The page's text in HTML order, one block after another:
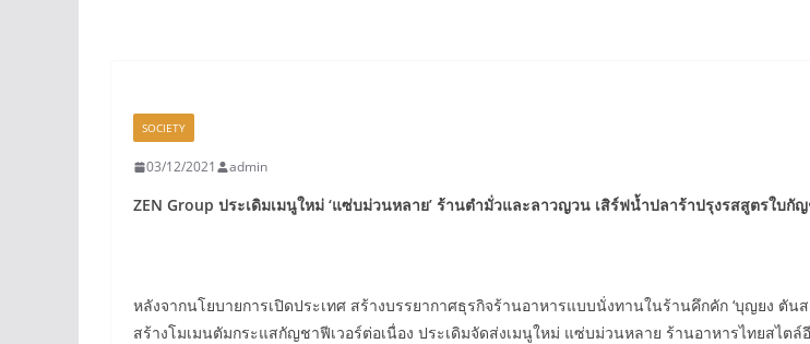
SOCIETY
03/12/2021 admin
ZEN Group ประเดิมเมนูใหม่ ‘แซ่บม่วนหลาย’ ร้านตำมั่วและลาวญวน เสิร์ฟน้ำปลาร้าปรุงรสสูตรใบกั
หลังจากนโยบายการเปิดประเทศ สร้างบรรยากาศธุรกิจร้านอาหารแบบนั่งทานในร้านคึกคัก ‘บุญยง ตั
สร้างโมเมนตัมกระแสกัญชาฟีเวอร์ต่อเนื่อง ประเดิมจัดส่งเมนูใหม่ แซ่บม่วนหลาย ร้านอาหารไทยสไตล์